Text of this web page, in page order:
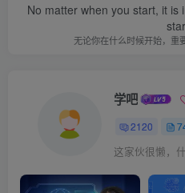
No matter when you start, it
无论你在什么时候开始，重
学吧
2120
这家伙很懒，